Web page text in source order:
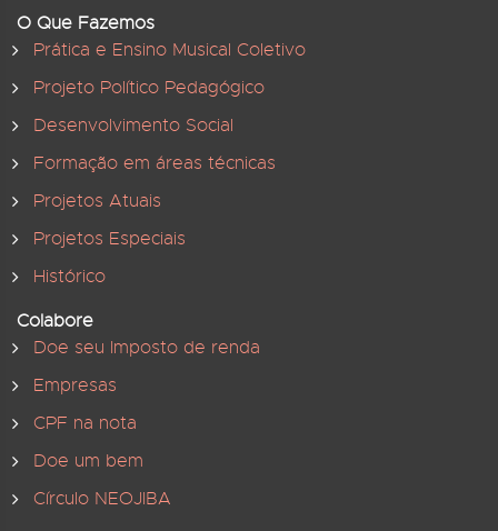
O Que Fazemos
Prática e Ensino Musical Coletivo
Projeto Político Pedagógico
Desenvolvimento Social
Formação em áreas técnicas
Projetos Atuais
Projetos Especiais
Histórico
Colabore
Doe seu Imposto de renda
Empresas
CPF na nota
Doe um bem
Círculo NEOJIBA